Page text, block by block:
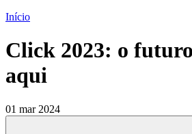
Início
Click 2023: o
aqui
01 mar 2024